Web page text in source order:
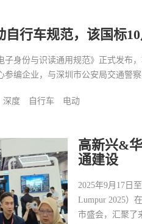
自行车规范，该国标
身份与识读通用规范》正式发布
编企业，与深圳市公安局交通警
深度 自行车 电动
高新兴&
通建设
2025年9月17日
Lumpur 2025）
市盛会，汇聚了